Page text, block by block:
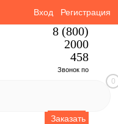
Вход Регистрация
8 (800)
2000
458
Звонок по
Заказать
0